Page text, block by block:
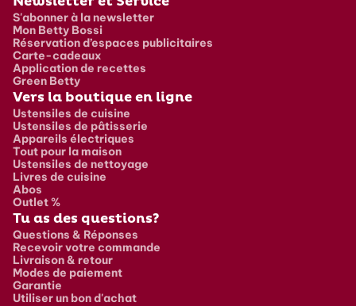
S'abonner à la newsletter
Mon Betty Bossi
Réservation d’espaces publicitaires
Carte-cadeaux
Application de recettes
Green Betty
Vers la boutique en ligne
Ustensiles de cuisine
Ustensiles de pâtisserie
Appareils électriques
Tout pour la maison
Ustensiles de nettoyage
Livres de cuisine
Abos
Outlet %
Tu as des questions?
Questions & Réponses
Recevoir votre commande
Livraison & retour
Modes de paiement
Garantie
Utiliser un bon d'achat